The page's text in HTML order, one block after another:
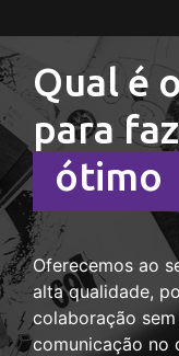
Qual é
para
ótimo
Oferecemos ao
alta qualidade,
colaboração
comunicação no